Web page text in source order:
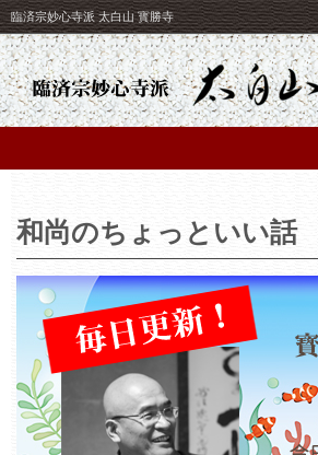
臨済宗妙心寺派 太白山 寳勝寺
和尚のちょっといい話